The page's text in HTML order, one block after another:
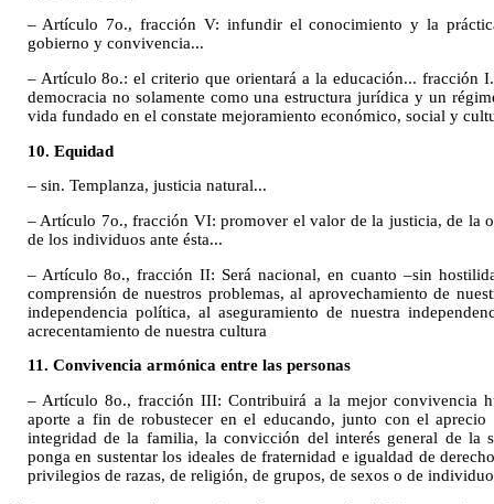
– Artículo 7o., fracción V: infundir el conocimiento y la
gobierno y convivencia...
– Artículo 8o.: el criterio que orientará a la educación... fracción
democracia no solamente como una estructura jurídica y un
vida fundado en el constate mejoramiento económico, social y
10. Equidad
– sin. Templanza, justicia natural...
– Artículo 7o., fracción VI: promover el valor de la justicia, de la
de los individuos ante ésta...
– Artículo 8o., fracción II: Será nacional, en cuanto –sin
comprensión de nuestros problemas, al aprovechamiento de
independencia política, al aseguramiento de nuestra
acrecentamiento de nuestra cultura
11. Convivencia armónica entre las personas
– Artículo 8o., fracción III: Contribuirá a la mejor convivencia
aporte a fin de robustecer en el educando, junto con el
integridad de la familia, la convicción del interés general de la
ponga en sustentar los ideales de fraternidad e igualdad de
privilegios de razas, de religión, de grupos, de sexos o de